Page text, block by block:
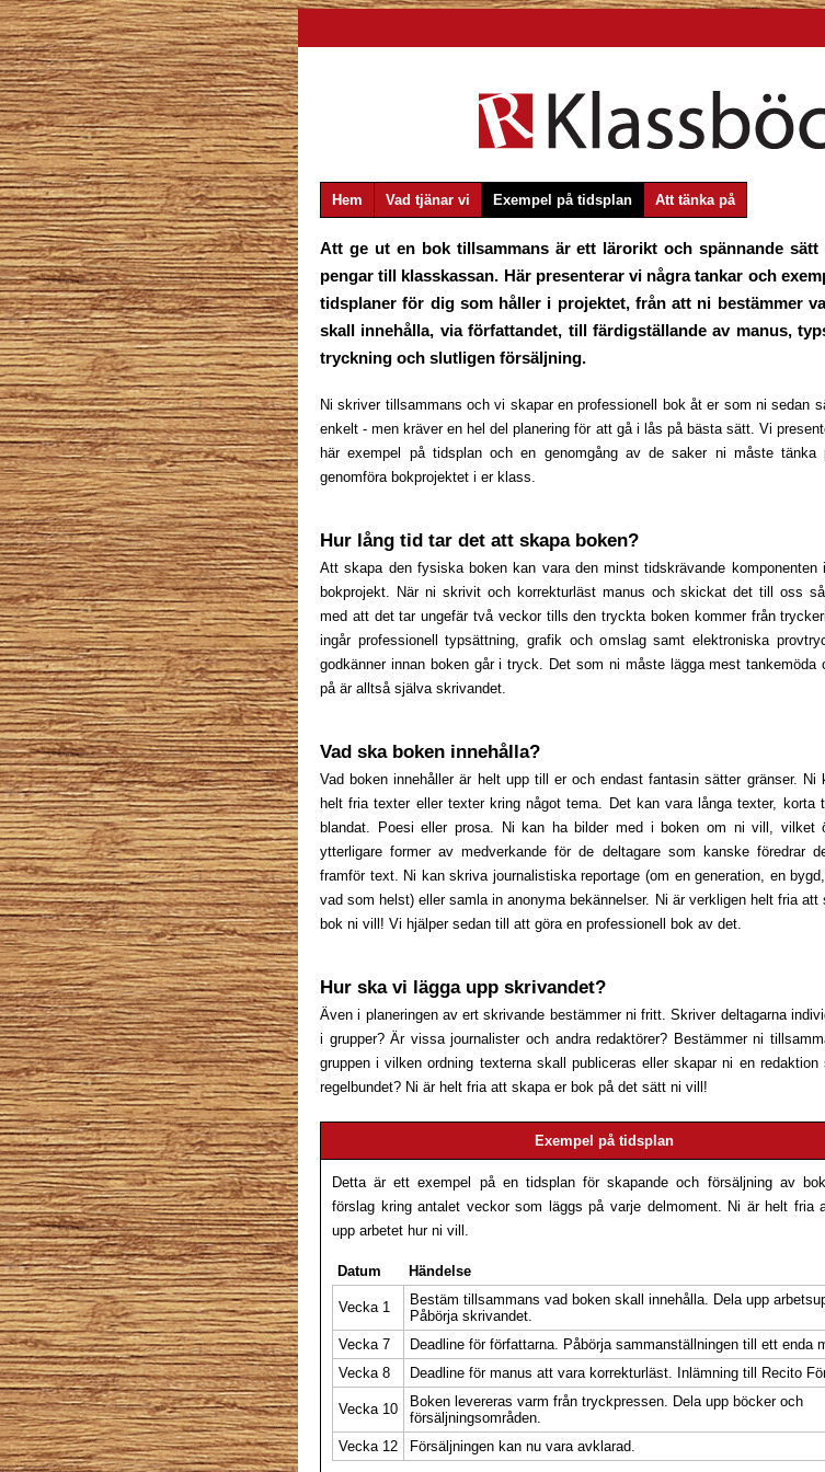
Hem Vad tjänar vi Exempel på tidsplan Att tänka på
Att ge ut en bok tillsammans är ett lärorikt och spännande sätt
pengar till klasskassan. Här presenterar vi några tankar och
tidsplaner för dig som håller i projektet, från att ni bestämmer
skall innehålla, via författandet, till färdigställande av manus,
tryckning och slutligen försäljning.
Ni skriver tillsammans och vi skapar en professionell bok åt er som ni sedan
enkelt - men kräver en hel del planering för att gå i lås på bästa sätt. Vi
här exempel på tidsplan och en genomgång av de saker ni måste
genomföra bokprojektet i er klass.
Hur lång tid tar det att skapa boken?
Att skapa den fysiska boken kan vara den minst tidskrävande komponenten
bokprojekt. När ni skrivit och korrekturläst manus och skickat det till oss
med att det tar ungefär två veckor tills den tryckta boken kommer från
ingår professionell typsättning, grafik och omslag samt elektroniska
godkänner innan boken går i tryck. Det som ni måste lägga mest tankemöda
på är alltså själva skrivandet.
Vad ska boken innehålla?
Vad boken innehåller är helt upp till er och endast fantasin sätter gränser. Ni
helt fria texter eller texter kring något tema. Det kan vara långa texter, korta
blandat. Poesi eller prosa. Ni kan ha bilder med i boken om ni vill, vilket
ytterligare former av medverkande för de deltagare som kanske föredrar
framför text. Ni kan skriva journalistiska reportage (om en generation, en
vad som helst) eller samla in anonyma bekännelser. Ni är verkligen helt fria att
bok ni vill! Vi hjälper sedan till att göra en professionell bok av det.
Hur ska vi lägga upp skrivandet?
Även i planeringen av ert skrivande bestämmer ni fritt. Skriver deltagarna
i grupper? Är vissa journalister och andra redaktörer? Bestämmer ni
gruppen i vilken ordning texterna skall publiceras eller skapar ni en redaktion
regelbundet? Ni är helt fria att skapa er bok på det sätt ni vill!
Exempel på tidsplan
Detta är ett exempel på en tidsplan för skapande och försäljning av
förslag kring antalet veckor som läggs på varje delmoment. Ni är helt fria
upp arbetet hur ni vill.
Datum Händelse
Vecka 1
Bestäm tillsammans vad boken skall innehålla. Dela upp
Påbörja skrivandet.
Vecka 7
Deadline för författarna. Påbörja sammanställningen till ett enda
Vecka 8
Deadline för manus att vara korrekturläst. Inlämning till Recito
Vecka 10
Boken levereras varm från tryckpressen. Dela upp böcker och
försäljningsområden.
Vecka 12
Försäljningen kan nu vara avklarad.